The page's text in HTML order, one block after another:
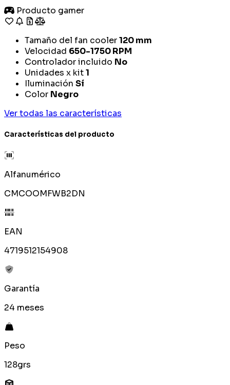
Producto gamer
Tamaño del fan cooler120 mm
Velocidad 650-1750 RPM
Controlador incluido No
Unidades x kit1
Iluminación Sí
Color Negro
Ver todas las características
Características del producto
Alfanumérico
CMCOOMFWB2DN
EAN
4719512154908
Garantía
24 meses
Peso
128grs